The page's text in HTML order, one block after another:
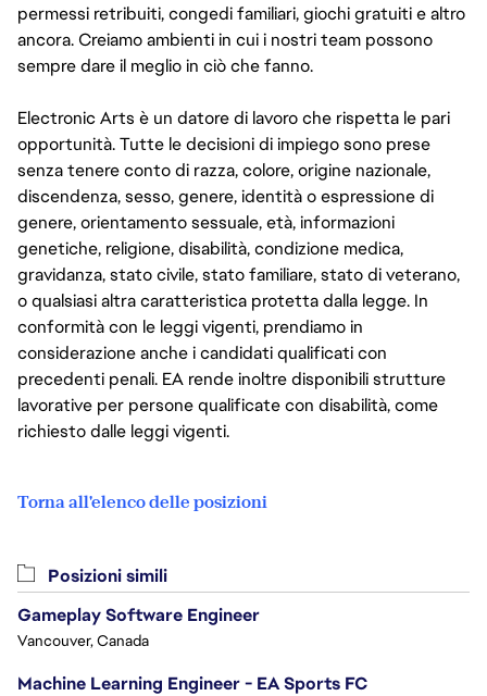
permessi retribuiti, congedi familiari, giochi gratuiti e altro
ancora. Creiamo ambienti in cui i nostri team possono
sempre dare il meglio in ciò che fanno.
Electronic Arts è un datore di lavoro che rispetta le pari
opportunità. Tutte le decisioni di impiego sono prese
senza tenere conto di razza, colore, origine nazionale,
discendenza, sesso, genere, identità o espressione di
genere, orientamento sessuale, età, informazioni
genetiche, religione, disabilità, condizione medica,
gravidanza, stato civile, stato familiare, stato di veterano,
o qualsiasi altra caratteristica protetta dalla legge. In
conformità con le leggi vigenti, prendiamo in
considerazione anche i candidati qualificati con
precedenti penali. EA rende inoltre disponibili strutture
lavorative per persone qualificate con disabilità, come
richiesto dalle leggi vigenti.
Torna all'elenco delle posizioni
Posizioni simili
Gameplay Software Engineer
Vancouver, Canada
Machine Learning Engineer - EA Sports FC